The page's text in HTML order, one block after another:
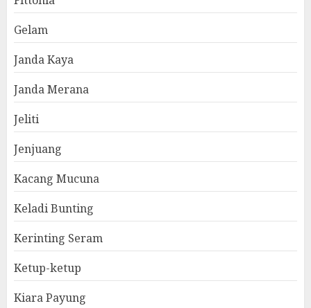
Gelam
Janda Kaya
Janda Merana
Jeliti
Jenjuang
Kacang Mucuna
Keladi Bunting
Kerinting Seram
Ketup-ketup
Kiara Payung